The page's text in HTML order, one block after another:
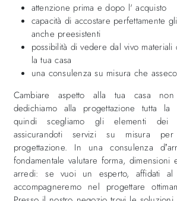
attenzione prima e dopo l' acquisto
capacità di accostare perfettamente
anche preesistenti
possibilità di vedere dal vivo
la tua casa
una consulenza su misura che
Cambiare aspetto alla tua casa
dedichiamo alla progettazione tutta la
quindi scegliamo gli elementi dei
assicurandoti servizi su misura
progettazione. In una consulenza
fondamentale valutare forma,
arredi: se vuoi un esperto, affidati
accompagneremo nel progettare